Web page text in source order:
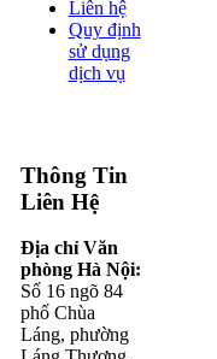
Liên hệ
Quy định
sử dụng
dịch vụ
Thông Tin
Liên Hệ
Địa chỉ Văn
phòng Hà Nội:
Số 16 ngõ 84
phố Chùa
Láng, phường